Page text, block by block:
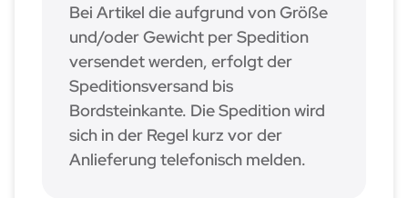
Bei Artikel die aufgrund von Größe
und/oder Gewicht per Spedition
versendet werden, erfolgt der
Speditionsversand bis
Bordsteinkante. Die Spedition wird
sich in der Regel kurz vor der
Anlieferung telefonisch melden.